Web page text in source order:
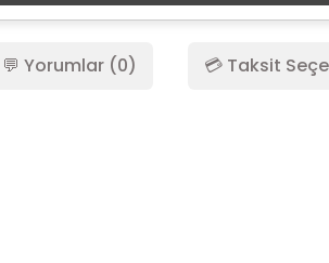
💬 Yorumlar (0) 💳 Taksit